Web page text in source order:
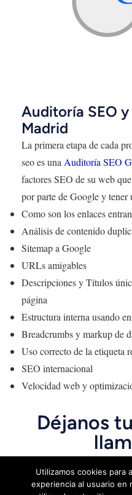
Auditoría SEO
Madrid
La primera etapa de cada
seo es una Auditoría SEO
factores SEO de su web
por parte de Google y
Como son los enlaces
Análisis de contenido
Sitemap a Google
URLs amigables
Descripciones y Títulos
página
Estructura interna usando
Breadcrumbs y markup de
Uso correcto de la etiqueta
SEO internacional
Velocidad web y
Déjanos
Utilizamos cookies para
experiencia al usuario